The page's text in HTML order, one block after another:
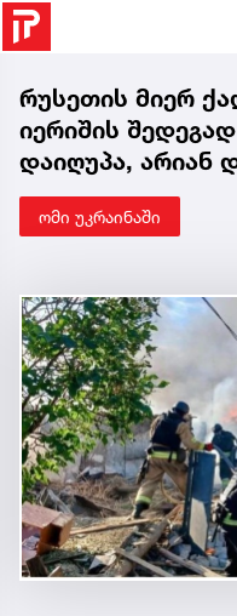
რუსეთის მიერ
იერიშის
დაიღუპა, არიან
ომი უკრაინაში